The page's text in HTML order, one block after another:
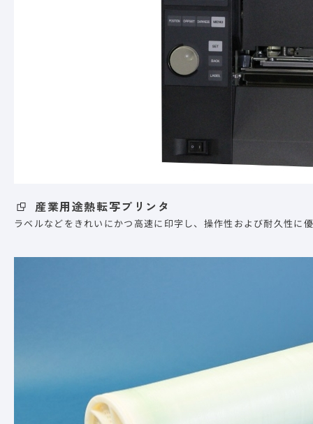
産業用途熱転写プリンタ
ラベルなどをきれいにかつ高速に印字し、操作性および耐久性に